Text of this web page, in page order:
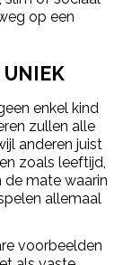
op een
UNIEK
enkel kind
zullen alle
anderen juist
zoals leeftijd,
de mate waarin
allemaal
voorbeelden